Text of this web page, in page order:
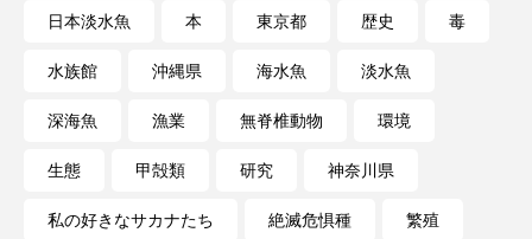
日本淡水魚 本 東京都 歴史 毒
水族館 沖縄県 海水魚 淡水魚
深海魚 漁業 無脊椎動物 環境
生態 甲殻類 研究 神奈川県
私の好きなサカナたち 絶滅危惧種 繁殖